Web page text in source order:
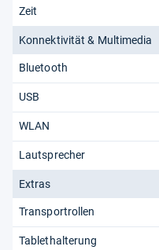
Zeit
Konnektivität & Multimedia
Bluetooth
USB
WLAN
Lautsprecher
Extras
Transportrollen
Tablethalterung